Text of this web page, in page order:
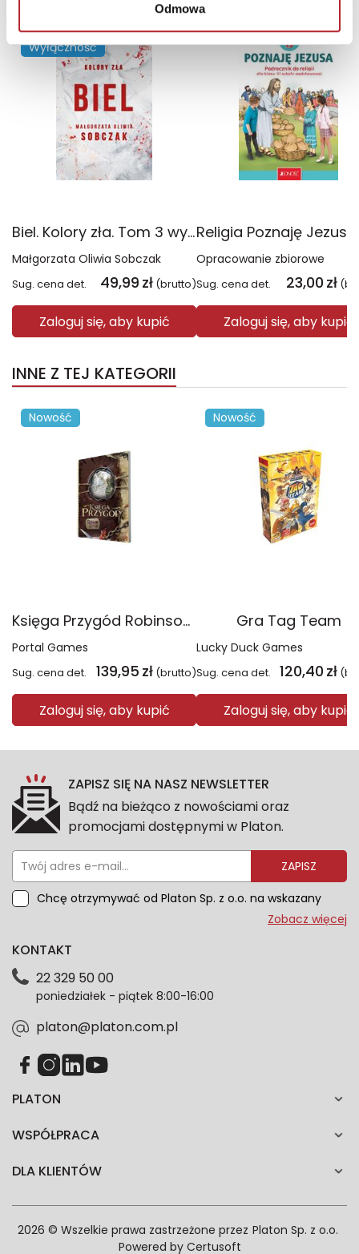
Odmowa
TOP 100
Wyłączność
Biel. Kolory zła. Tom 3 wyd. 2025
Małgorzata Oliwia Sobczak
Sug. cena det. 49,99 zł (brutto)
Zaloguj się, aby kupić
TOP 100
Opracowanie zbiorowe
Sug. cena det. 23,00 zł
Zaloguj się, aby kupić
INNE Z TEJ KATEGORII
Nowość
Księga Przygód Robinson Crusoe
Portal Games
Sug. cena det. 139,95 zł (brutto)
Zaloguj się, aby kupić
Nowość
Gra Tag Team
Lucky Duck Games
Sug. cena det. 120,40 zł
Zaloguj się, aby kupić
ZAPISZ SIĘ NA NASZ NEWSLETTER
Bądź na bieżąco z nowościami oraz
promocjami dostępnymi w Platon.
ZAPISZ
Chcę otrzymywać od Platon Sp. z o.o. na wskazany
przeze mnie adres e-mail informacje marketingowe
dotyczące danych osobowych znajdziesz w naszej
każdym czasie. Wycofanie zgody nie wpłynie na
zgodność z prawem przetwarzania dokonanego przed
Zobacz więcej
PLATON
WSPÓŁPRACA
DLA KLIENTÓW
KONTAKT
22 329 50 00
poniedziałek - piątek 8:00-16:00
platon@platon.com.pl
2026 © Wszelkie prawa zastrzeżone przez Platon Sp. z o.o.
Powered by Certusoft